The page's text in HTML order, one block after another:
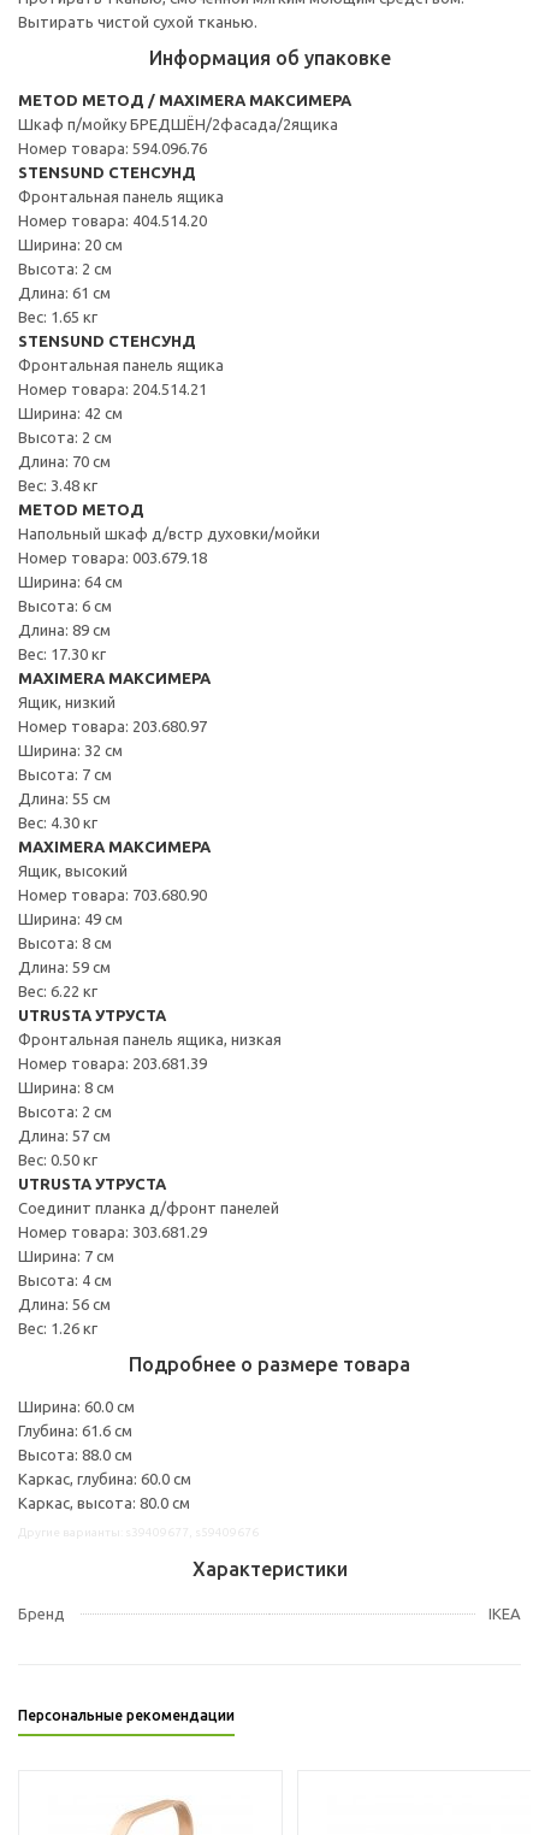
Вытирать чистой сухой тканью.
Информация об упаковке
METOD МЕТОД / MAXIMERA МАКСИМЕРА
Шкаф п/мойку БРЕДШЁН/2фасада/2ящика
Номер товара: 594.096.76
STENSUND СТЕНСУНД
Фронтальная панель ящика
Номер товара: 404.514.20
Ширина: 20 см
Высота: 2 см
Длина: 61 см
Вес: 1.65 кг
STENSUND СТЕНСУНД
Фронтальная панель ящика
Номер товара: 204.514.21
Ширина: 42 см
Высота: 2 см
Длина: 70 см
Вес: 3.48 кг
METOD МЕТОД
Напольный шкаф д/встр духовки/мойки
Номер товара: 003.679.18
Ширина: 64 см
Высота: 6 см
Длина: 89 см
Вес: 17.30 кг
MAXIMERA МАКСИМЕРА
Ящик, низкий
Номер товара: 203.680.97
Ширина: 32 см
Высота: 7 см
Длина: 55 см
Вес: 4.30 кг
MAXIMERA МАКСИМЕРА
Ящик, высокий
Номер товара: 703.680.90
Ширина: 49 см
Высота: 8 см
Длина: 59 см
Вес: 6.22 кг
UTRUSTA УТРУСТА
Фронтальная панель ящика, низкая
Номер товара: 203.681.39
Ширина: 8 см
Высота: 2 см
Длина: 57 см
Вес: 0.50 кг
UTRUSTA УТРУСТА
Соединит планка д/фронт панелей
Номер товара: 303.681.29
Ширина: 7 см
Высота: 4 см
Длина: 56 см
Вес: 1.26 кг
Подробнее о размере товара
Ширина: 60.0 см
Глубина: 61.6 см
Высота: 88.0 см
Каркас, глубина: 60.0 см
Каркас, высота: 80.0 см
Характеристики
Бренд IKEA
Персональные рекомендации